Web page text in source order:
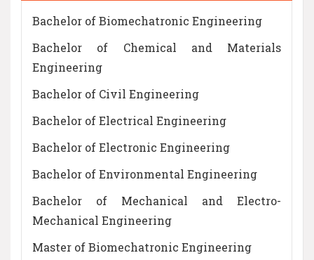
Bachelor of Biomechatronic Engineering
Bachelor of Chemical and Materials
Engineering
Bachelor of Civil Engineering
Bachelor of Electrical Engineering
Bachelor of Electronic Engineering
Bachelor of Environmental Engineering
Bachelor of Mechanical and Electro-
Mechanical Engineering
Master of Biomechatronic Engineering